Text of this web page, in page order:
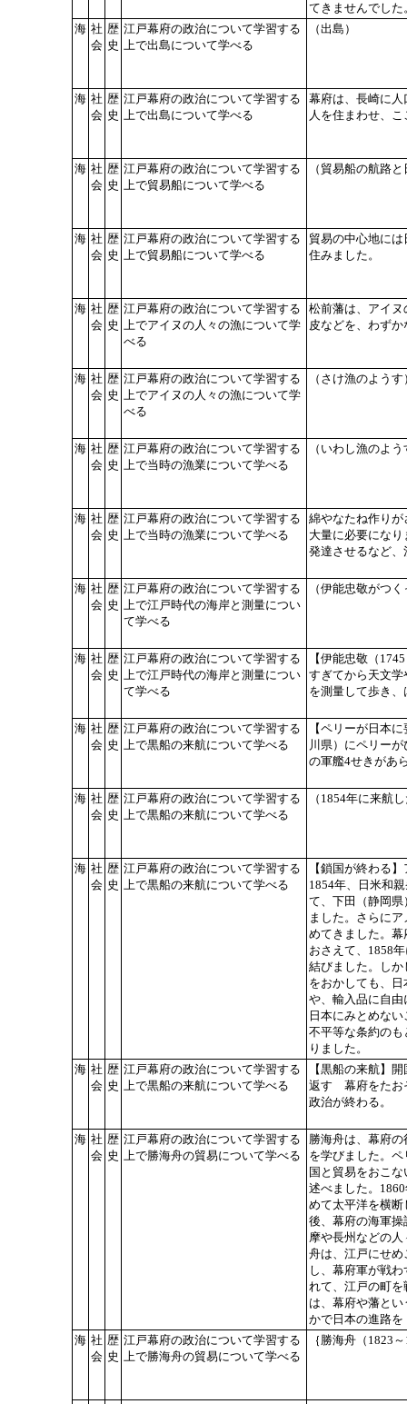
てきませんでした
海 社
会
歴
史
江戸幕府の政治について学習する
上で出島について学べる
（出島）
海 社
会
歴
史
江戸幕府の政治について学習する
上で出島について学べる
幕府は、長崎に
人を住まわせ、
海 社
会
歴
史
江戸幕府の政治について学習する
上で貿易船について学べる
（貿易船の航路
海 社
会
歴
史
江戸幕府の政治について学習する
上で貿易船について学べる
貿易の中心地に
住みました。
海 社
会
歴
史
江戸幕府の政治について学習する
上でアイヌの人々の漁について学
べる
松前藩は、アイ
皮などを、わず
海 社
会
歴
史
江戸幕府の政治について学習する
上でアイヌの人々の漁について学
べる
（さけ漁のようす
海 社
会
歴
史
江戸幕府の政治について学習する
上で当時の漁業について学べる
（いわし漁のよう
海 社
会
歴
史
江戸幕府の政治について学習する
上で当時の漁業について学べる
綿やなたね作り
大量に必要にな
発達させるなど
海 社
会
歴
史
江戸幕府の政治について学習する
上で江戸時代の海岸と測量につい
て学べる
（伊能忠敬がつ
海 社
会
歴
史
江戸幕府の政治について学習する
上で江戸時代の海岸と測量につい
て学べる
【伊能忠敬（
すぎてから天文
を測量して歩き
海 社
会
歴
史
江戸幕府の政治について学習する
上で黒船の来航について学べる
【ペリーが日本
川県）にペリー
の軍艦4せきがあ
海 社
会
歴
史
江戸幕府の政治について学習する
上で黒船の来航について学べる
（1854年に来航
海 社
会
歴
史
江戸幕府の政治について学習する
上で黒船の来航について学べる
【鎖国が終わる
1854年、日米和
て、下田（静岡
ました。さらに
めてきました。
おさえて、1858
結びました。し
をおかしても、
や、輸入品に自
日本にみとめな
不平等な条約の
りました。
海 社
会
歴
史
江戸幕府の政治について学習する
上で黒船の来航について学べる
【黒船の来航】
返す 幕府をたお
政治が終わる。
海 社
会
歴
史
江戸幕府の政治について学習する
上で勝海舟の貿易について学べる
勝海舟は、幕府
を学びました。
国と貿易をおこ
述べました。
めて太平洋を横
後、幕府の海軍
摩や長州などの
舟は、江戸にせ
し、幕府軍が戦
れて、江戸の町
は、幕府や藩と
かで日本の進路を
海 社
会
歴
史
江戸幕府の政治について学習する
上で勝海舟の貿易について学べる
｛勝海舟（1823